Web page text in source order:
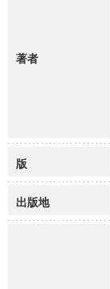
著者
版
出版地